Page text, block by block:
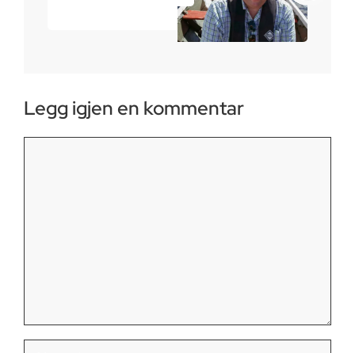
Legg igjen en kommentar